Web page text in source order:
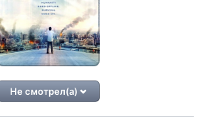
Не смотрел(а)